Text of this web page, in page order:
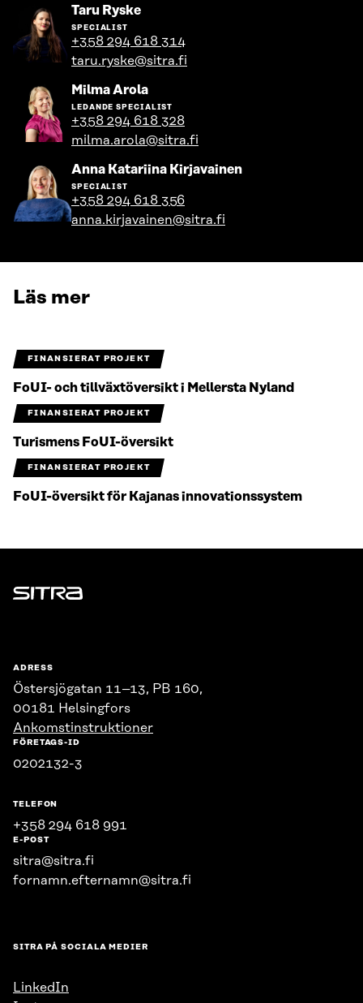
Taru RyskeGå
personens
profil
SPECIALIST
+358 294 618 314
taru.ryske@sitra.fi
Milma ArolaGå
till
personens
profil
LEDANDE SPECIALIST
+358 294 618 328
milma.arola@sitra.fi
Anna Katariina KirjavainenGå
SPECIALIST
+358 294 618 356
anna.kirjavainen@sitra.fi
Läs mer
FINANSIERAT PROJEKT
FoUI- och tillväxtöversikt i Mellersta Nyland
FINANSIERAT PROJEKT
Turismens FoUI-översikt
FINANSIERAT PROJEKT
FoUI-översikt för Kajanas innovationssystem
Sitra
ADRESS
Östersjögatan 11–13, PB 160,
00181 Helsingfors
Ankomstinstruktioner
FÖRETAGS-ID
0202132-3
TELEFON
+358 294 618 991
E-POST
sitra@sitra.fi
fornamn.efternamn@sitra.fi
SITRA PÅ SOCIALA MEDIER
LinkedIn